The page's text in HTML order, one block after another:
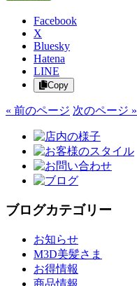
Facebook
X
Bluesky
Hatena
LINE
Copy
« 前のページ 次のページ »
ブログカテゴリー
お知らせ
M3D美髪さま
お得情報